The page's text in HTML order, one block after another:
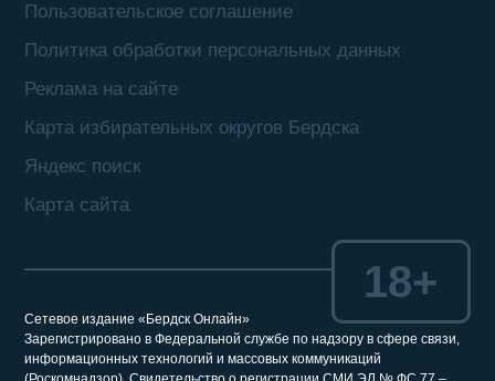
Пользовательское соглашение
Политика обработки персональных данных
Реклама на сайте
Карта избирательных округов Бердска
Яндекс поиск
Карта сайта
Сетевое издание «Бердск Онлайн»
Зарегистрировано в Федеральной службе по надзору в сфере связи,
информационных технологий и массовых коммуникаций
18+